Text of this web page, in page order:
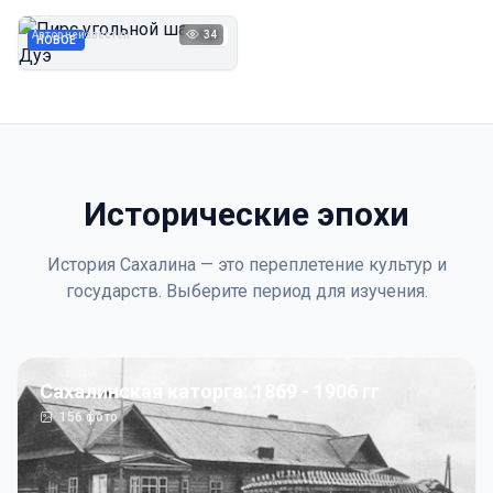
НОВОЕ 1923
Автор неизвестен 34
Исторические эпохи
История Сахалина — это переплетение культур и
государств. Выберите период для изучения.
Сахалинская каторга: 1869 - 1906 гг
156фото